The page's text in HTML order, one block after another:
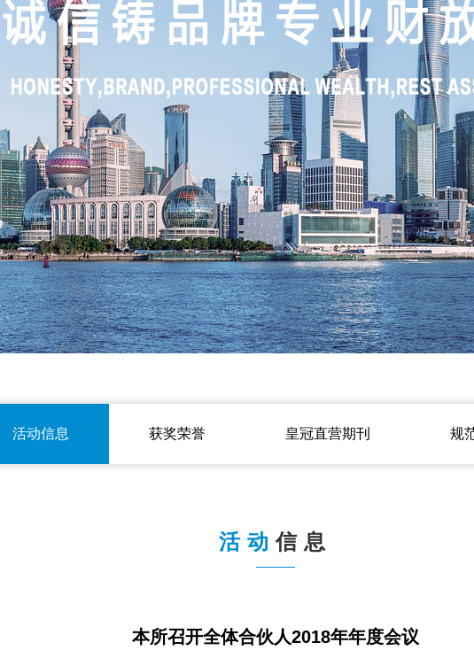
活动信息 获奖荣誉 皇冠直营期刊 规
活动信息
本所召开全体合伙人2018年年度会议